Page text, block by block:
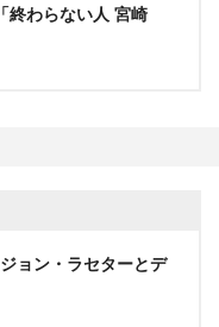
終わらない人 宮崎
ョン・ラセターとデ